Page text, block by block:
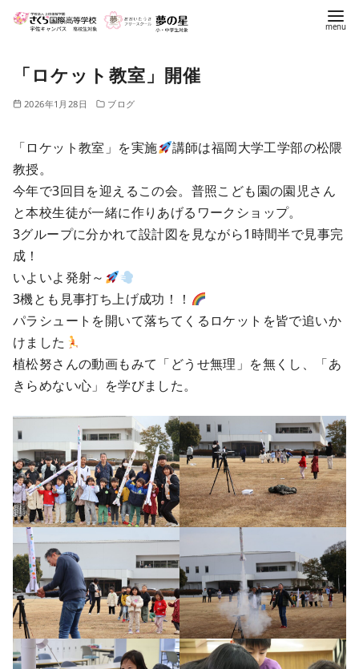
「ロケット教室」開催
2026年1月28日 ブログ
「ロケット教室」を実施
講師は福岡大学工学部の松隈
教授。
今年で3回目を迎えるこの会。普照こども園の園児さん
と本校生徒が一緒に作りあげるワークショップ。
3グループに分かれて設計図を見ながら1時間半で見事完
成！
いよいよ発射～
3機とも見事打ち上げ成功！！
パラシュートを開いて落ちてくるロケットを皆で追いか
けました
植松努さんの動画もみて「どうせ無理」を無くし、「あ
きらめない心」を学びました。